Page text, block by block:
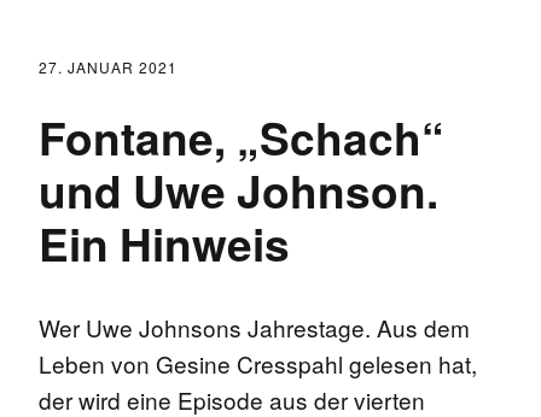
27. JANUAR 2021
Fontane, „Schach“
und Uwe Johnson.
Ein Hinweis
Wer Uwe Johnsons Jahrestage. Aus dem
Leben von Gesine Cresspahl gelesen hat,
der wird eine Episode aus der vierten